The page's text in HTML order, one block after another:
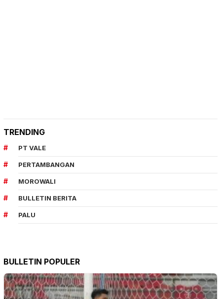
TRENDING
PT VALE
PERTAMBANGAN
MOROWALI
BULLETIN BERITA
PALU
BULLETIN POPULER